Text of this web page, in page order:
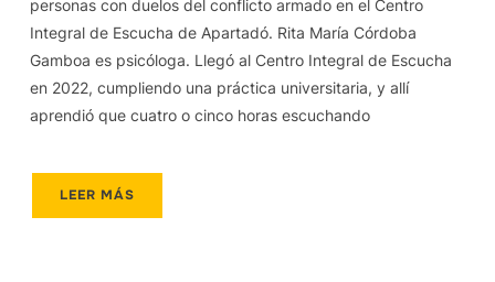
personas con duelos del conflicto armado en el Centro
Integral de Escucha de Apartadó. Rita María Córdoba
Gamboa es psicóloga. Llegó al Centro Integral de Escucha
en 2022, cumpliendo una práctica universitaria, y allí
aprendió que cuatro o cinco horas escuchando
LEER MÁS